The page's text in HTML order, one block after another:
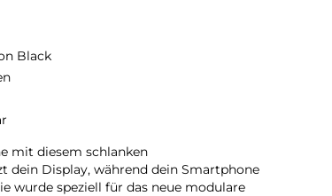
Black
mit diesem schlanken
dein Display, während dein Smartphone
wurde speziell für das neue modulare